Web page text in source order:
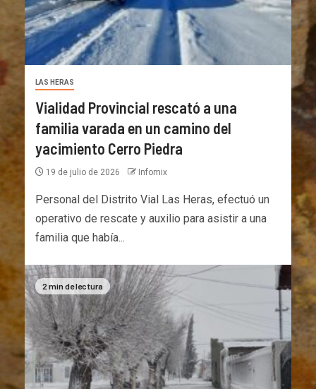
LAS HERAS
Vialidad Provincial rescató a una
familia varada en un camino del
yacimiento Cerro Piedra
19 de julio de 2026 Infomix
Personal del Distrito Vial Las Heras, efectuó un
operativo de rescate y auxilio para asistir a una
familia que había...
2 min de lectura